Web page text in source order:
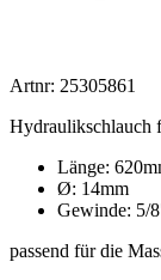
Artnr: 25305861
Hydraulikschlauch
Länge:
Ø: 14mm
Gewinde: 5/
passend für die